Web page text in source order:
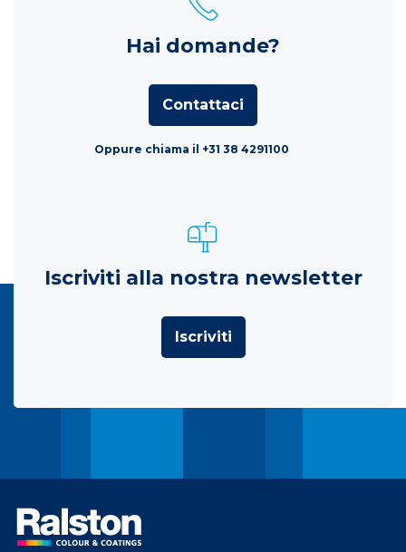
Hai domande?
Contattaci
Oppure chiama il +31 38 4291100
Iscriviti alla nostra newsletter
Iscriviti